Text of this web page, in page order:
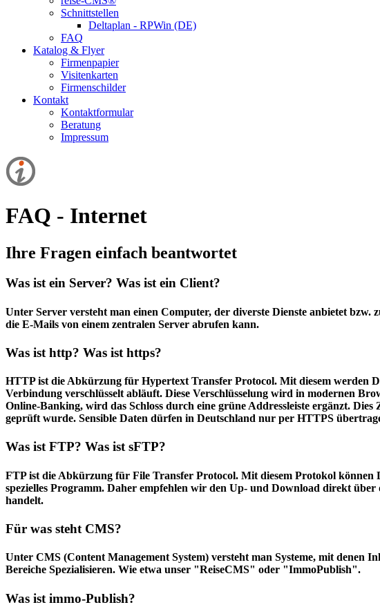
Schnittstellen
Deltaplan - RPWin (DE)
FAQ
Katalog & Flyer
Firmenpapier
Visitenkarten
Firmenschilder
Kontakt
Kontaktformular
Beratung
Impressum
FAQ - Internet
Ihre Fragen einfach beantwortet
Was ist ein Server? Was ist ein Client?
Unter Server versteht man einen Computer, der diverste Dienste anbietet
die E-Mails von einem zentralen Server abrufen kann.
Was ist http? Was ist https?
HTTP ist die Abkürzung für Hypertext Transfer Protocol. Mit diesem werden
Verbindung verschlüsselt abläuft. Diese Verschlüsselung wird in modernen
Online-Banking, wird das Schloss durch eine grüne Addressleiste ergänzt.
geprüft wurde. Sensible Daten dürfen in Deutschland nur per HTTPS
Was ist FTP? Was ist sFTP?
FTP ist die Abkürzung für File Transfer Protocol. Mit diesem Protokol
spezielles Programm. Daher empfehlen wir den Up- und Download direkt
handelt.
Für was steht CMS?
Unter CMS (Content Management System) versteht man Systeme, mit denen
Bereiche Spezialisieren. Wie etwa unser "ReiseCMS" oder "ImmoPublish".
Was ist immo-Publish?